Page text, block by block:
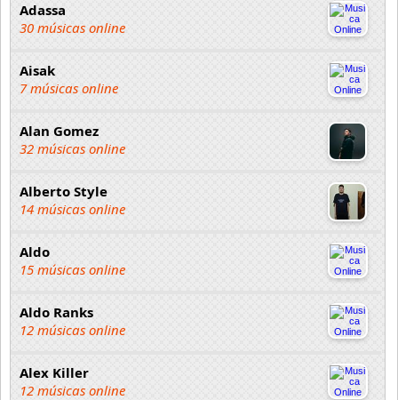
Adassa
30 músicas online
Aisak
7 músicas online
Alan Gomez
32 músicas online
Alberto Style
14 músicas online
Aldo
15 músicas online
Aldo Ranks
12 músicas online
Alex Killer
12 músicas online